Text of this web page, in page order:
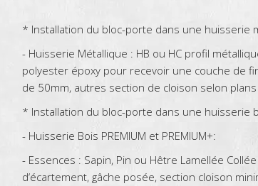
* Installation du bloc-porte dans une huisserie
- Huisserie Métallique : HB ou HC profil
polyester époxy pour recevoir une couche de
de 50mm, autres section de cloison selon
* Installation du bloc-porte dans une huisserie
- Huisserie Bois PREMIUM et PREMIUM+:
- Essences : Sapin, Pin ou Hêtre Lamellée
d‘écartement, gâche posée, section cloison